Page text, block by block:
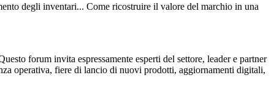
degli inventari... Come ricostruire il valore del marchio in una
forum invita espressamente esperti del settore, leader e partner
operativa, fiere di lancio di nuovi prodotti, aggiornamenti digitali,